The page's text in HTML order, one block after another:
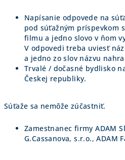
Napísanie odpovede na
pod súťažným príspevkom
filmu a jedno slovo v ňom
V odpovedi treba uviesť
a jedno zo slov názvu
Trvalé / dočasné bydlisko
Českej republiky.
Súťaže sa nemôže zúčastniť.
Zamestnanec firmy ADAM
G.Cassanova, s.r.o., ADAM